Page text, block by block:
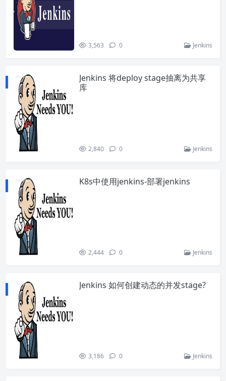
3,563 0 Jenkins
Jenkins 将deploy stage抽离为共享
库
2,840 0 Jenkins
K8s中使用jenkins-部署jenkins
2,444 0 Jenkins
Jenkins 如何创建动态的并发stage?
3,186 0 Jenkins